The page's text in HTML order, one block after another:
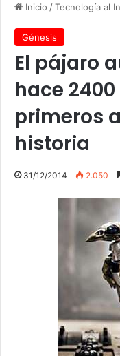
Inicio /Tecnología al
Génesis
El pájaro
hace
primeros
historia
31/12/2014 2.050